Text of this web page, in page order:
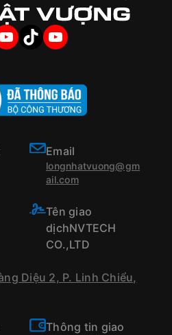
YOUTUBE TIKTOK YOUTUBE
Email
longnhatvuong@gm
ail.com
Tên giao
dịchNVTECH
CO.,LTD
Diệu 2, P. Linh Chiểu,
Thông tin giao